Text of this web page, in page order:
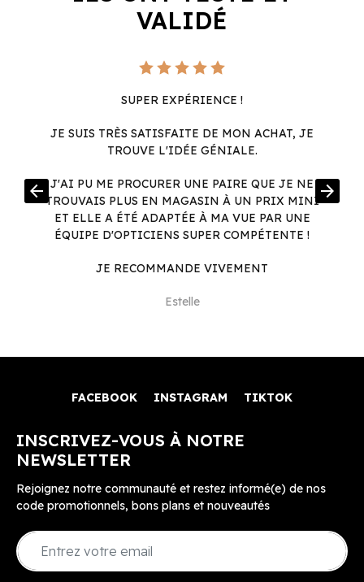
VALIDÉ
SUPER EXPÉRIENCE !
JE SUIS TRÈS SATISFAITE DE MON ACHAT, JE
TROUVE L'IDÉE GÉNIALE.
J'AI PU ME PROCURER UNE PAIRE QUE JE NE
TROUVAIS PLUS EN MAGASIN À UN PRIX MINI
ET ELLE A ÉTÉ ADAPTÉE À MA VUE PAR UNE
ÉQUIPE D'OPTICIENS SUPER COMPÉTENTE !
JE RECOMMANDE VIVEMENT
Estelle
arrow_back arrow_forward
FACEBOOK INSTAGRAM TIKTOK
INSCRIVEZ-VOUS À NOTRE
NEWSLETTER
Rejoignez notre communauté et restez informé(e) de nos
code promotionnels, bons plans et nouveautés